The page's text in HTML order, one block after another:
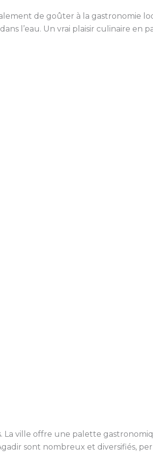
de goûter à la gastronomie
l’eau. Un vrai plaisir culinaire en
La ville offre une palette
sont nombreux et diversifiés,